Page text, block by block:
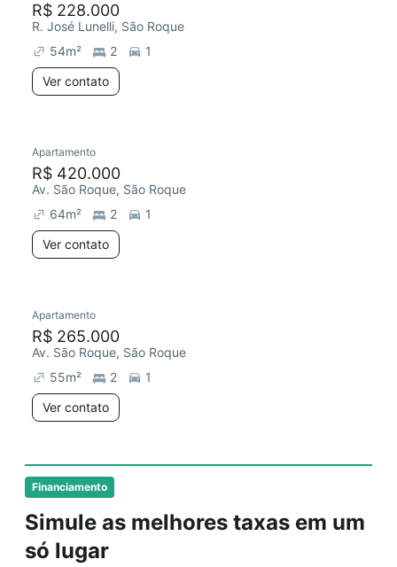
Financiamento
Simule as melhores taxas em um
só lugar
R$ 228.000
R. José Lunelli, São Roque
54m² 2
1
Ver contato
Redecorar
Apartamento
R$ 420.000
Av. São Roque, São Roque
64m² 2
1
Ver contato
Apartamento
R$ 265.000
Av. São Roque, São Roque
55m² 2
1
Ver contato